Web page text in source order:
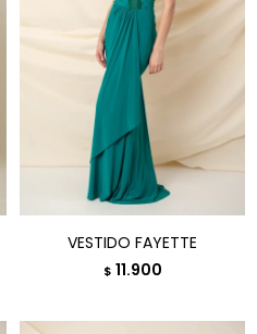
VESTIDO FAYETTE
$ 11.900